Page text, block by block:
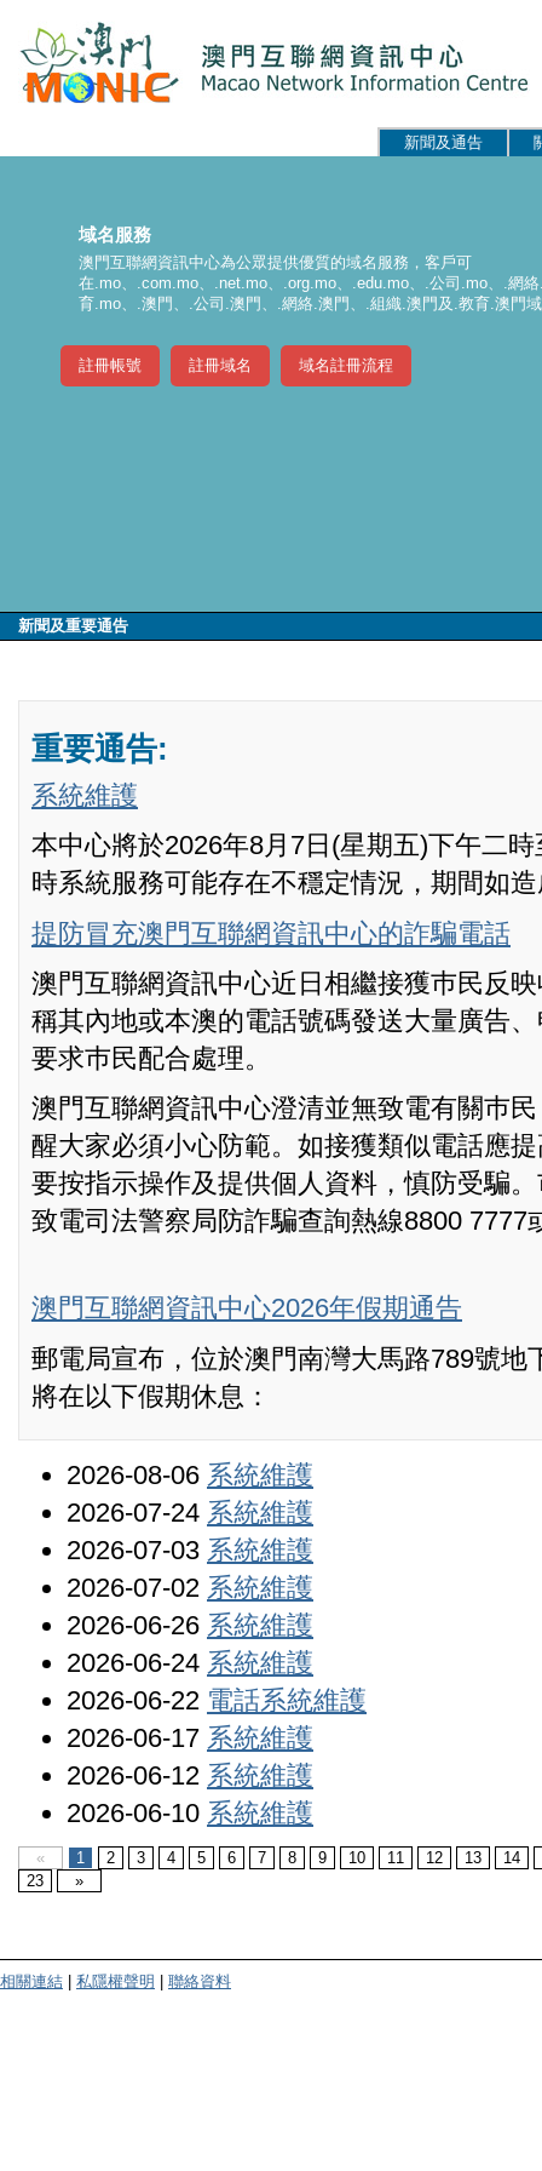
新聞及通告
域名服務
澳門互聯網資訊中心為公眾提供優質的域名服務，客戶可
在.mo、.com.mo、.net.mo、.org.mo、.edu.mo、.公司.mo、.網
育.mo、.澳門、.公司.澳門、.網絡.澳門、.組織.澳門及.教育.澳門
註冊帳號 註冊域名 域名註冊流程
新聞及重要通告
重要通告:
系統維護
本中心將於2026年8月7日(星期五)下午二
時系統服務可能存在不穩定情況，期間如
提防冒充澳門互聯網資訊中心的詐騙電話
澳門互聯網資訊中心近日相繼接獲巿民反
稱其內地或本澳的電話號碼發送大量廣告
要求巿民配合處理。
澳門互聯網資訊中心澄清並無致電有關巿
醒大家必須小心防範。如接獲類似電話應
要按指示操作及提供個人資料，慎防受騙
致電司法警察局防詐騙查詢熱線8800 7777
澳門互聯網資訊中心2026年假期通告
郵電局宣布，位於澳門南灣大馬路789號地
將在以下假期休息：
2026-08-06 系統維護
2026-07-24 系統維護
2026-07-03 系統維護
2026-07-02 系統維護
2026-06-26 系統維護
2026-06-24 系統維護
2026-06-22 電話系統維護
2026-06-17 系統維護
2026-06-12 系統維護
2026-06-10 系統維護
« 1 2 3 4 5 6 7 8 9 10 11 12 13
14
23
»
相關連結 | 私隱權聲明 | 聯絡資料